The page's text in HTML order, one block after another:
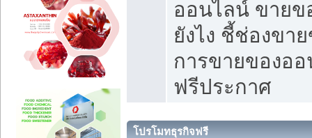
ออนไลน์ ขายข
ยังไง ชี้ช่องขา
การขายของออ
ฟรีประกาศ
โปรโมทธุรกิจฟรี